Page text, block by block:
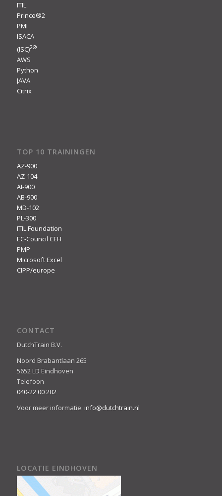
ITIL
Prince®2
PMI
ISACA
(ISC)2®
AWS
Python
JAVA
Citrix
TOP 10 TRAININGEN
AZ-900
AZ-104
AI-900
AB-900
MD-102
PL-300
ITIL Foundation
EC-Council CEH
PMP
Microsoft Excel
CIPP/europe
CONTACT
DutchTrain B.V.
Noord Brabantlaan 265
5652 LD Eindhoven
Telefoon
040-22 00 202
Voor meer informatie: info@dutchtrain.nl
LOCATIE EINDHOVEN